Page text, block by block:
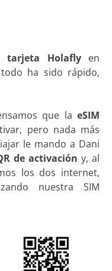
tarjeta Holaflyen
ha sido rápido,
que laeSIM
pero nada más
le mando a Dani
de activación y, al
los dos internet,
nuestra SIM